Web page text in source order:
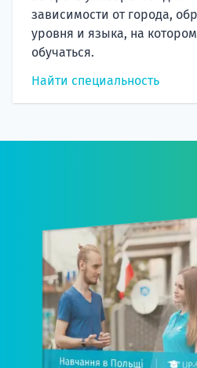
зависимости от города,
уровня и языка, на
обучаться.
Найти специальность